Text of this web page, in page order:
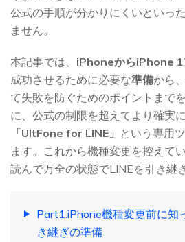
公式の手順が分かりにくいといっ
ません。
本記事では、 iPhoneからiPhone
成功させるために必要な準備から、
て失敗を防ぐためのポイントまで
に、公式の制限を超えてより確実
「UltFone for LINE」 という専用
ます。これから機種変更を控えて
読んで万全の状態でLINEを引き継
Part1.iPhone機種変更前に知
き継ぎの準備